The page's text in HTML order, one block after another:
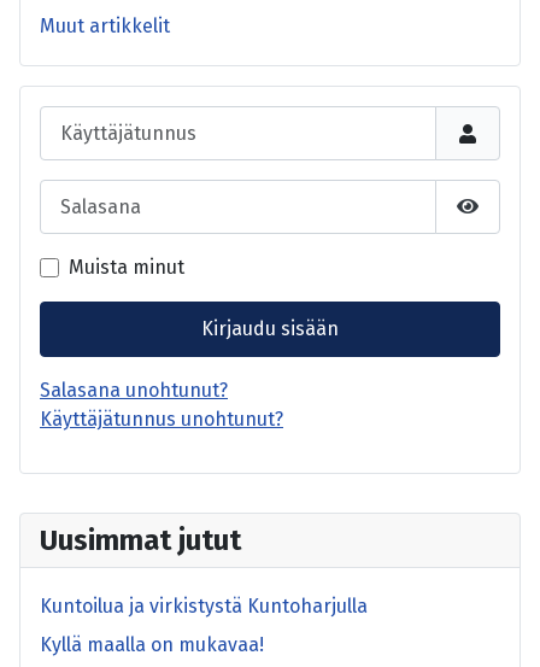
Uusimmat jutut
Kuntoilua ja virkistystä Kuntoharjulla
Kyllä maalla on mukavaa!
Muut artikkelit
Käyttäjätunnus
Salasana
Näytä
Muista minut
Kirjaudu sisään
Salasana unohtunut?
Käyttäjätunnus unohtunut?